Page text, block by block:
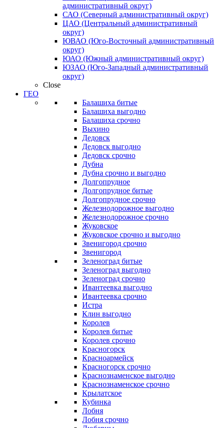
административный округ)
САО (Северный административный округ)
ЦАО (Центральный административный
округ)
ЮВАО (Юго-Восточный административный
округ)
ЮАО (Южный административный округ)
ЮЗАО (Юго-Западный административный
округ)
Close
ГЕО
Балашиха битые
Балашиха выгодно
Балашиха срочно
Выхино
Дедовск
Дедовск выгодно
Дедовск срочно
Дубна
Дубна срочно и выгодно
Долгопрудное
Долгопрудное битые
Долгопрудное срочно
Железнодорожное выгодно
Железнодорожное срочно
Жуковское
Жуковское срочно и выгодно
Звенигород срочно
Звенигород
Зеленоград битые
Зеленоград выгодно
Зеленоград срочно
Ивантеевка выгодно
Ивантеевка срочно
Истра
Клин выгодно
Королев
Королев битые
Королев срочно
Красногорск
Красноармейск
Красногорск срочно
Краснознаменское выгодно
Краснознаменское срочно
Крылатское
Кубинка
Лобня
Лобня срочно